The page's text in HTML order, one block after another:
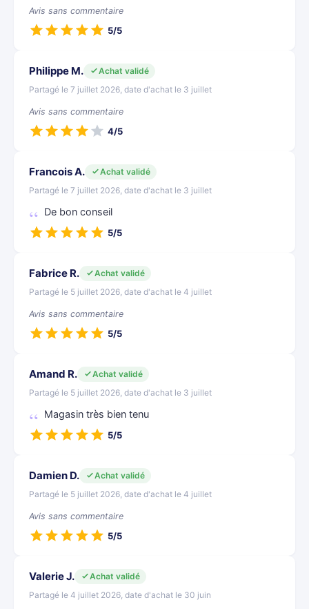
Avis sans commentaire
5/5
Philippe M.
Achat validé
Partagé le 7 juillet 2026, date d'achat le 3 juillet
Avis sans commentaire
4/5
Francois A.
Achat validé
Partagé le 7 juillet 2026, date d'achat le 3 juillet
De bon conseil
5/5
Fabrice R.
Achat validé
Partagé le 5 juillet 2026, date d'achat le 4 juillet
Avis sans commentaire
5/5
Amand R.
Achat validé
Partagé le 5 juillet 2026, date d'achat le 3 juillet
Magasin très bien tenu
5/5
Damien D.
Achat validé
Partagé le 5 juillet 2026, date d'achat le 4 juillet
Avis sans commentaire
5/5
Valerie J.
Achat validé
Partagé le 4 juillet 2026, date d'achat le 30 juin